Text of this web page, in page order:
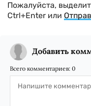
Пожалуйста,
Ctrl+Enter или
Добавить
Всего комментариев: 0